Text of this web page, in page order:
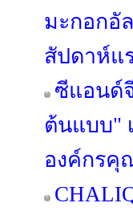
มะกอกอั
สัปดาห์แ
ซีแอนด์
ต้นแบบ"
องค์กรคุ